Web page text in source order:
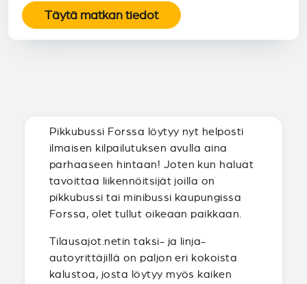
Täytä matkan tiedot
Pikkubussi Forssa löytyy nyt helposti
ilmaisen kilpailutuksen avulla aina
parhaaseen hintaan! Joten kun haluat
tavoittaa liikennöitsijät joilla on
pikkubussi tai minibussi kaupungissa
Forssa, olet tullut oikeaan paikkaan.
Tilausajot.netin taksi- ja linja-
autoyrittäjillä on paljon eri kokoista
kalustoa, josta löytyy myös kaiken